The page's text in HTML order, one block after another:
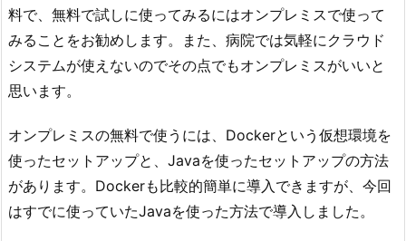
料で、無料で試しに使ってみるにはオンプレミスで使って
みることをお勧めします。また、病院では気軽にクラウド
システムが使えないのでその点でもオンプレミスがいいと
思います。
オンプレミスの無料で使うには、Dockerという仮想環境を
使ったセットアップと、Javaを使ったセットアップの方法
があります。Dockerも比較的簡単に導入できますが、今回
はすでに使っていたJavaを使った方法で導入しました。